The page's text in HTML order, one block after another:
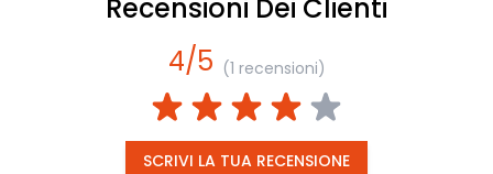
Recensioni Dei Clienti
4/5 (1 recensioni)
SCRIVI LA TUA RECENSIONE